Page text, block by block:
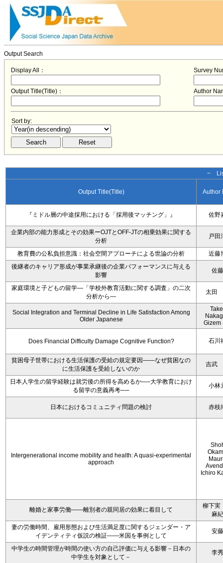
Output Search
Display All： Survey
Output Title(Title)： Author
Sort by:
−
Output Title(Title) Author
『ミドル層の中途採用における「採用後マッチング」』 佐野
企業内部の能力形成とその効果ーOJTとOFF-JTの相乗効果に関する
分析
戸田
教育費の公私負担意識：社会空間アプローチによる世論の分析
近藤
後継者のキャリア形成が事業承継後の企業パフォーマンスに与える
影響
佐
家庭環境と子どもの留学―「学校外教育活動に関する調査」の二次
分析から―
太田
Social Integration and Terminal Decline in Life Satisfaction Among
Older Japanese
Gizem
Does Financial Difficulty Damage Cognitive Function? 石川
貧困母子世帯における生活保護の受給の規定要因――なぜ貧困なの
に生活保護を受給しないのか
吉武
日本人学生の留学経験は就労後の所得を高めるか──大学教育におけ
る留学の意義再考──
小林
日本におけるコミュニティ問題の検討 赤枝
Intergenerational income mobility and health: A quasi-experimental
approach
Ichiro
離婚と家事労働――離別者の親同居の効果に着目して
柳下実
麻
妻の労働時間、雇用形態および生活満足度に関するジェンダー・ア
イデンティティ仮説の検証――米国を事例として
安
中学生の時間管理が時間の使い方の自己評価に与える影響－日本の
中学生を対象として－
李